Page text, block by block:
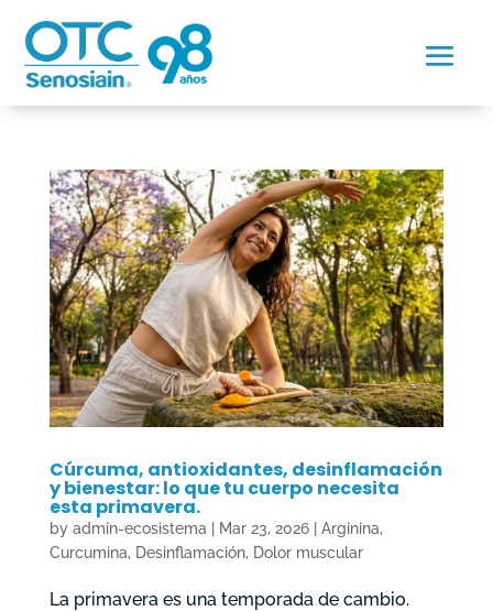
Cúrcuma, antioxidantes, desinflamación
y bienestar: lo que tu cuerpo necesita
esta primavera.
by admin-ecosistema Mar 23, 2026| Arginina,
Curcumina, Desinflamación, Dolor muscular
La primavera es una temporada de cambio.